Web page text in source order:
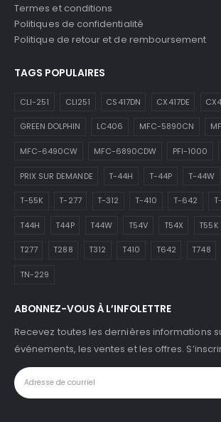
Termes et conditions
Politiques de confidentialité
Politique de retour et de remboursement
TAGS POPULAIRES
CLI-251 CLI251 CS417DN CX417DE
GREEN DOLPHIN LC406 MFC-5890CN
MFC-6490CW MFC-6890CDW PFI-1000
PRIX SUR DEMANDE T-44H T-44P T-44W
T-55K T-277 T-312 T-410 T-642
T44H T44P T44W T54V T54X T55K
T277 T288 T312 T410 T642 T748
TN-229
ABONNEZ-VOUS À L’INFOLETTRE
Recevez toutes les dernières informations
événements, les ventes et les offres.